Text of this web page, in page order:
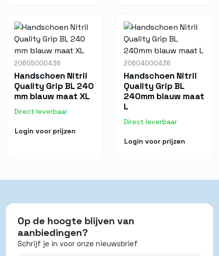
20605000436
Handschoen Nitril
Quality Grip BL 240
mm blauw maat XL
Direct leverbaar
Login voor prijzen
20604000436
Handschoen Nitril
Quality Grip BL
240mm blauw maat
L
Direct leverbaar
Login voor prijzen
Op de hoogte blijven van
aanbiedingen?
Schrijf je in voor onze nieuwsbrief